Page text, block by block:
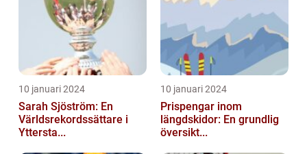
10 januari 2024
Sarah Sjöström: En
Världsrekordssättare i
Yttersta...
10 januari 2024
Prispengar inom
längdskidor: En grundlig
översikt...